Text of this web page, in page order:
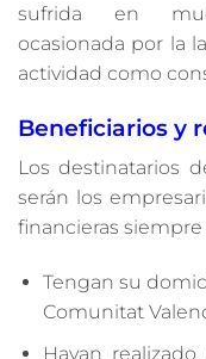
sufrida en
ocasionada por la
actividad como
Beneficiarios y
Los destinatarios
serán los
financieras
Tengan su
Comunitat
Hayan